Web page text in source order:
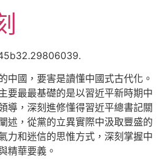
中國，要害是讀懂中國式古代化。
要最最基礎的是以習近平新時期中
導，深刻進修懂得習近平總書記關
述，從黨的立異實際中汲取豐盛的
力和迷信的思惟方式，深刻掌握中
精華要義。